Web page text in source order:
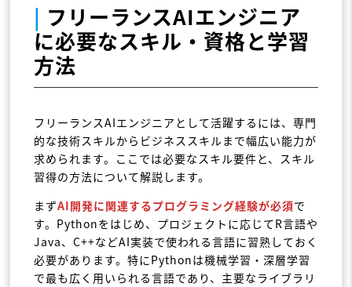
| フリーランスAIエンジニア
に必要なスキル・資格と学習
方法
フリーランスAIエンジニアとして活躍するには、専門
的な技術スキルからビジネススキルまで幅広い能力が
求められます。ここでは必要なスキル要件と、スキル
習得の方法について解説します。
まずAI開発に関連するプログラミング経験が必須で
す。Pythonをはじめ、プロジェクトに応じてR言語や
Java、C++などAI実装で使われる言語に習熟しておく
必要があります。特にPythonは機械学習・深層学習
で最も広く用いられる言語であり、主要なライブラリ